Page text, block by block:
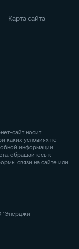
Карта сайта
сайт носит
каких условиях не
информации
обращайтесь к
связи на сайте или
"Энерджи